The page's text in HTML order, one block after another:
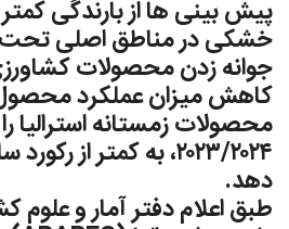
پیش بینی ها از بارندگی
خشکی در مناطق اصلى
جوانه زدن محصولات
كاهش ميزان عملكرد محصول،
محصولات زمستانه استرالیا
٢٠٢٣/٢٠٢٤، به کمتر
دهد.
طبق اعلام دفتر آمار و علوم